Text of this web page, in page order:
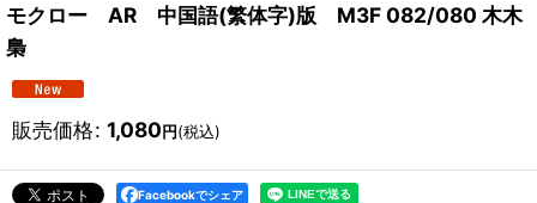
モクロー AR 中国語(繁体字)版 M3F 082/080 木木
梟
販売価格: 1,080円(税込)
Facebookでシェア